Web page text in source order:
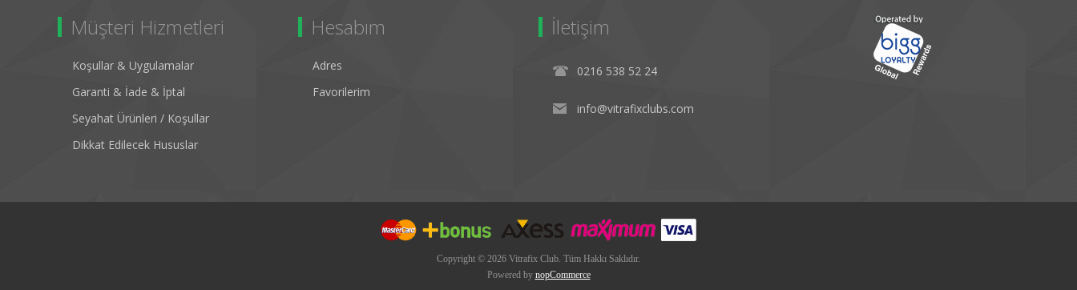
Müşteri Hizmetleri
Koşullar & Uygulamalar
Garanti & İade & İptal
Seyahat Ürünleri / Koşullar
Dikkat Edilecek Hususlar
Hesabım
Adres
Favorilerim
İletişim
0216 538 52 24
info@vitrafixclubs.com
Copyright © 2026 Vitrafix Club. Tüm Hakkı Saklıdır.
Powered by nopCommerce